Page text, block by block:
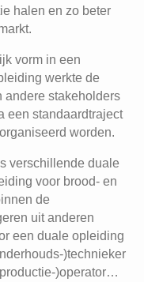
halen en zo beter
vorm in een
werkte de
andere stakeholders
een standaardtraject
worden.
verschillende duale
voor brood- en
de
uit anderen
een duale opleiding
)technieker
)operator…